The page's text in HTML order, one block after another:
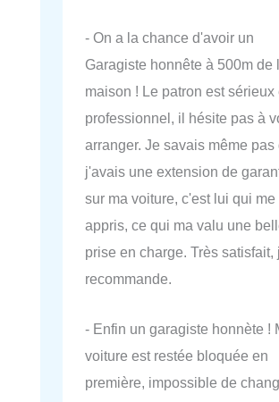
- On a la chance d'avoir un
Garagiste honnête à 500m de
maison ! Le patron est sérieux
professionnel, il hésite pas à
arranger. Je savais même pas
j'avais une extension de
sur ma voiture, c'est lui qui me
appris, ce qui ma valu une
prise en charge. Très satisfait,
recommande.
- Enfin un garagiste honnète !
voiture est restée bloquée en
première, impossible de